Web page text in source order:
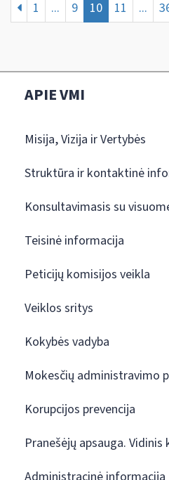
1 ... 9 10 11 ...
APIE VMI
Misija, Vizija ir Vertybės
Struktūra ir kontaktinė
Konsultavimasis su
Teisinė informacija
Peticijų komisijos veikla
Veiklos sritys
Kokybės vadyba
Mokesčių administravimo
Korupcijos prevencija
Pranešėjų apsauga. Vidinis
Administracinė informacija